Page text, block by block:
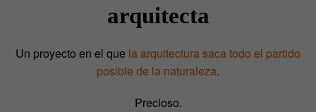
arquitecta
Un proyecto en el que la arquitectura saca todo el partido
posible de la naturaleza.
Precioso.